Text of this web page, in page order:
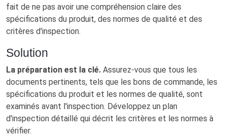
fait de ne pas avoir une compréhension claire des
spécifications du produit, des normes de qualité et des
critères d'inspection.
Solution
La préparation est la clé. Assurez-vous que tous les
documents pertinents, tels que les bons de commande, les
spécifications du produit et les normes de qualité, sont
examinés avant l'inspection. Développez un plan
d'inspection détaillé qui décrit les critères et les normes à
vérifier.